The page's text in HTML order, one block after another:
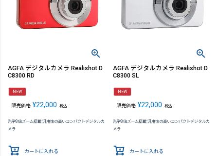
AGFA デジタルカメラ Realishot D
C8300 RD
NEW
販売価格 ¥22,000 税込
光学8倍ズーム搭載 汎用性の高いコンパクトデジタルカ
メラ
カートに入れる
AGFA デジタルカメラ Realishot D
C8300 SL
NEW
販売価格 ¥22,000 税込
光学8倍ズーム搭載 汎用性の高いコンパクトデジタルカ
メラ
カートに入れる